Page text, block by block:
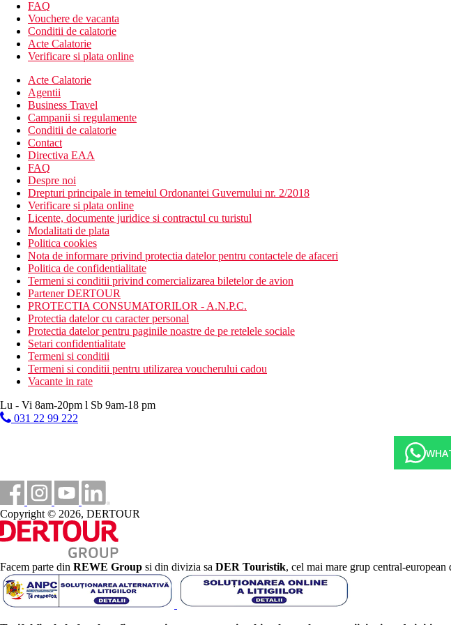
2 baruri
bar de zi
bar pe plaja
coafor (contra cost)
casa de schimb valutar
sali de conferinte
minimarket
spalatorie (contra cost)
colt TV
discoteca
piscina cu sectiune pentru copii (sezlonguri, umbrele si prosoape gratuite)
tobogan (pentru copii 3-10 ani)
loc de joaca
mini club (pentru copii 4-12 ani)
Descrierea plajei
nisipos cu pietricele
sezlonguri, umbrele si prosoape gratuite
bar pe plaja
Activitati gratuite
programe de animatie usoara
programe de seara
fitness
teren de tenis (echipament si iluminat contra cost)
tenis de masa
aerobic
bocce
sauna
cada
Activitati contra cost
masaje
salon de infrumusetare
biliard
scufundari
All Inclusive:
Restaurant principal: 7.00-10.00 mic dejun tip bufet, 12.30-14.00 pranz tip bufet, 19.00-
dejun, bauturi nealcoolice pt. bauturi la pranz si cina si bauturi alcoolice selectate (toate
Snack bar: 10.00-24.00 bauturi nealcoolice si alcoolice de productie locala, 11.00-16.00
FAQ
Vouchere de vacanta
Conditii de calatorie
Acte Calatorie
Verificare si plata online
Acte Calatorie
Agentii
Business Travel
Campanii si regulamente
Conditii de calatorie
Contact
Directiva EAA
FAQ
Despre noi
Drepturi principale in temeiul Ordonantei Guvernului nr. 2/2018
Verificare si plata online
Licente, documente juridice si contractul cu turistul
Modalitati de plata
Politica cookies
Nota de informare privind protectia datelor pentru contactele de afaceri
Politica de confidentialitate
Termeni si conditii privind comercializarea biletelor de avion
Partener DERTOUR
PROTECTIA CONSUMATORILOR - A.N.P.C.
Protectia datelor cu caracter personal
Protectia datelor pentru paginile noastre de pe retelele sociale
Setari confidentialitate
Termeni si conditii
Termeni si conditii pentru utilizarea voucherului cadou
Vacante in rate
Lu - Vi 8am-20pm l Sb 9am-18 pm
031 22 99 222
Copyright © 2026, DERTOUR
Facem parte din REWE Group si din divizia sa DER Touristik, cel mai mare grup central-